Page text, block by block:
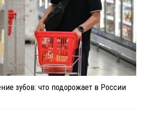
зубов: что подорожает в России